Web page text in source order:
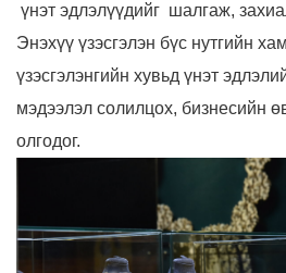
үнэт эдлэлүүдийг шалгаж,
Энэхүү үзэсгэлэн бүс нутгийн
үзэсгэлэнгийн хувьд үнэт
мэдээлэл солилцох, бизнесийн
олгодог.